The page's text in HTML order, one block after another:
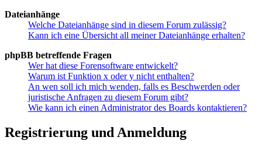
Dateianhänge
Welche Dateianhänge sind in diesem Forum zulässig?
Kann ich eine Übersicht all meiner Dateianhänge erhalten?
phpBB betreffende Fragen
Wer hat diese Forensoftware entwickelt?
Warum ist Funktion x oder y nicht enthalten?
An wen soll ich mich wenden, falls es Beschwerden oder
juristische Anfragen zu diesem Forum gibt?
Wie kann ich einen Administrator des Boards kontaktieren?
Registrierung und Anmeldung